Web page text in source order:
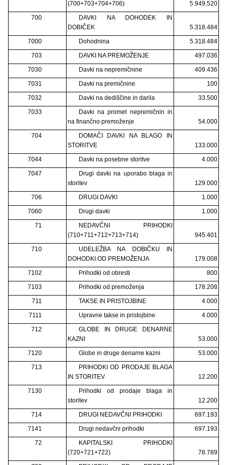
(700+703+704+706)
5.949.520
700
DAVKI NA DOHODEK IN
DOBIČEK
5.318.484
7000
Dohodnina
5.318.484
703
DAVKI NA PREMOŽENJE
497.036
7030
Davki na nepremičnine
409.436
7031
Davki na premičnine
100
7032
Davki na dediščine in darila
33.500
7033
Davki na promet nepremičnin in
na finančno premoženje
54.000
704
DOMAČI DAVKI NA BLAGO IN
STORITVE
133.000
7044
Davki na posebne storitve
4.000
7047
Drugi davki na uporabo blaga in
storitev
129.000
706
DRUGI DAVKI
1.000
7060
Drugi davki
1.000
71
NEDAVČNI PRIHODKI
(710+711+712+713+714)
945.401
710
UDELEŽBA NA DOBIČKU IN
DOHODKI OD PREMOŽENJA
179.008
7102
Prihodki od obresti
800
7103
Prihodki od premoženja
178.208
711
TAKSE IN PRISTOJBINE
4.000
7111
Upravne takse in pristojbine
4.000
712
GLOBE IN DRUGE DENARNE
KAZNI
53.000
7120
Globe in druge denarne kazni
53.000
713
PRIHODKI OD PRODAJE BLAGA
IN STORITEV
12.200
7130
Prihodki od prodaje blaga in
storitev
12.200
714
DRUGI NEDAVČNI PRIHODKI
697.193
7141
Drugi nedavčni prihodki
697.193
72
KAPITALSKI PRIHODKI
(720+721+722)
78.789